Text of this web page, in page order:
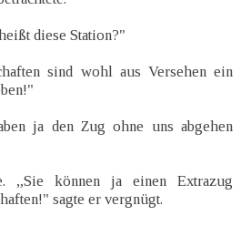
diese Station?"
sind wohl aus Versehen ein
ja den Zug ohne uns abgehen
„Sie können ja einen Extrazug
sagte er vergnügt.